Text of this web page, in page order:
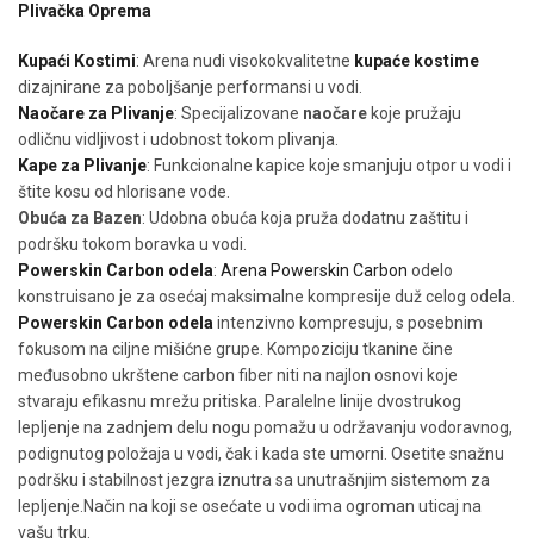
Plivačka Oprema
Kupaći Kostimi: Arena nudi visokokvalitetne kupaće kostime
dizajnirane za poboljšanje performansi u vodi.
Naočare za Plivanje: Specijalizovane naočare koje pružaju
odličnu vidljivost i udobnost tokom plivanja.
Kape za Plivanje: Funkcionalne kapice koje smanjuju otpor u vodi i
štite kosu od hlorisane vode.
Obuća za Bazen: Udobna obuća koja pruža dodatnu zaštitu i
podršku tokom boravka u vodi.
Powerskin Carbon odela: Arena Powerskin Carbon odelo
konstruisano je za osećaj maksimalne kompresije duž celog odela.
Powerskin Carbon odela intenzivno kompresuju, s posebnim
fokusom na ciljne mišićne grupe. Kompoziciju tkanine čine
međusobno ukrštene carbon fiber niti na najlon osnovi koje
stvaraju efikasnu mrežu pritiska. Paralelne linije dvostrukog
lepljenje na zadnjem delu nogu pomažu u održavanju vodoravnog,
podignutog položaja u vodi, čak i kada ste umorni. Osetite snažnu
podršku i stabilnost jezgra iznutra sa unutrašnjim sistemom za
lepljenje.Način na koji se osećate u vodi ima ogroman uticaj na
vašu trku.